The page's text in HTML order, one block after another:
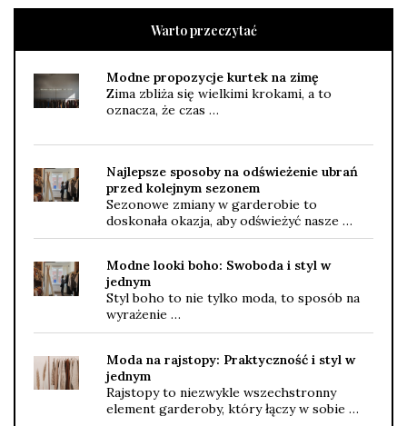
Warto przeczytać
Modne propozycje kurtek na zimę
Zima zbliża się wielkimi krokami, a to
oznacza, że czas …
Najlepsze sposoby na odświeżenie ubrań
przed kolejnym sezonem
Sezonowe zmiany w garderobie to
doskonała okazja, aby odświeżyć nasze …
Modne looki boho: Swoboda i styl w
jednym
Styl boho to nie tylko moda, to sposób na
wyrażenie …
Moda na rajstopy: Praktyczność i styl w
jednym
Rajstopy to niezwykle wszechstronny
element garderoby, który łączy w sobie …